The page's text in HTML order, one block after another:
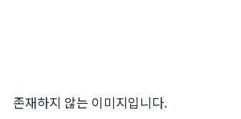
존재하지 않는 이미지입니다.